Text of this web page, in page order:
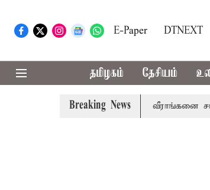
E-Paper DTNEXT
தமிழகம் தேசியம்
Breaking News
இறுதி போட்டி; இந்திய வீராங்கனை